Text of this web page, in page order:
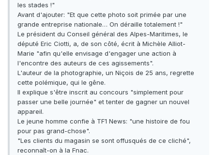
les stades !"
Avant d'ajouter: "Et que cette photo soit primée par une
grande entreprise nationale… On déraille totalement !"
Le président du Conseil général des Alpes-Maritimes, le
député Eric Ciotti, a, de son côté, écrit à Michèle Alliot-
Marie "afin qu'elle envisage d'engager une action à
l'encontre des auteurs de ces agissements".
L'auteur de la photographie, un Niçois de 25 ans, regrette
cette polémique, qui le gêne.
Il explique s'être inscrit au concours "simplement pour
passer une belle journée" et tenter de gagner un nouvel
appareil.
Le jeune homme confie à TF1 News: "une histoire de fou
pour pas grand-chose".
"Les clients du magasin se sont offusqués de ce cliché",
reconnaît-on à la Fnac.